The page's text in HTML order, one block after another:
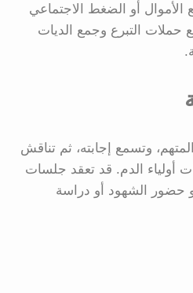
أو الضغط الاجتماعي
حملات التبرع وجمع الديات
وتسمع إجابته، ثم تناقش
أولياء الدم. قد تعقد جلسات
حضور الشهود أو دراسة